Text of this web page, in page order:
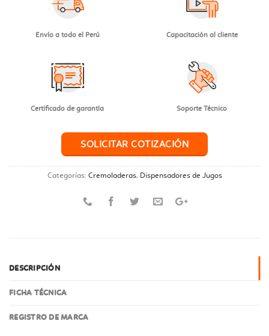
Envío a todo el Perú Capacitación al cliente
Certificado de garantía Soporte Técnico
SOLICITAR COTIZACIÓN
Categorías: Cremoladeras, Dispensadores de Jugos
DESCRIPCIÓN
FICHA TÉCNICA
REGISTRO DE MARCA